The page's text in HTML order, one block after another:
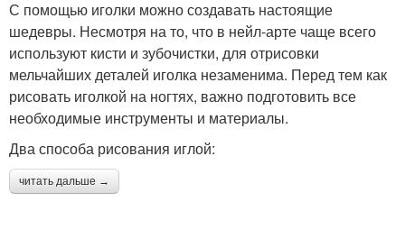
С помощью иголки можно создавать настоящие
шедевры. Несмотря на то, что в нейл-арте чаще всего
используют кисти и зубочистки, для отрисовки
мельчайших деталей иголка незаменима. Перед тем как
рисовать иголкой на ногтях, важно подготовить все
необходимые инструменты и материалы.
Два способа рисования иглой:
читать дальше →